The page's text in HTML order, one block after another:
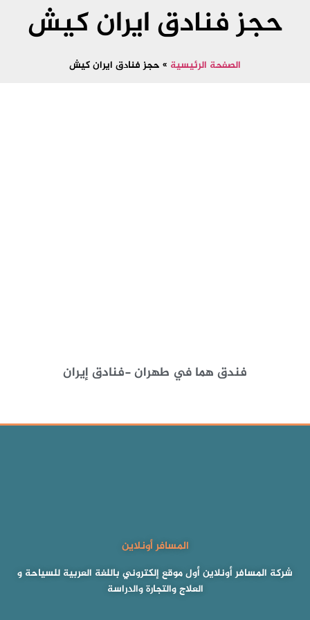
حجز فنادق ايران كيش
الصفحة الرئيسية » حجز فنادق ايران كيش
فندق هما في طهران -فنادق إيران
المسافر أونلاين
شركة المسافر أونلاين أول موقع إلكتروني باللغة العربية للسياحة و
العلاج والتجارة والدراسة